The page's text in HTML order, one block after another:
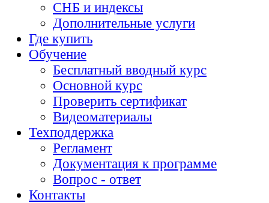
СНБ и индексы
Дополнительные услуги
Где купить
Обучение
Бесплатный вводный курс
Основной курс
Проверить сертификат
Видеоматериалы
Техподдержка
Регламент
Документация к программе
Вопрос - ответ
Контакты